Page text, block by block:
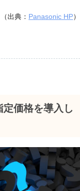
（出典： Panasonic HP）
価格を導入し